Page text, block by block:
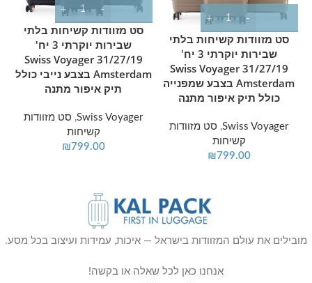
סט מזוודות קשיחות בלתי
שבירות יוקרתי 3 יח'
31/27/19 Swiss Voyager
Amsterdam בצבע שמפנייה
כולל תיק איפור מתנה
Swiss Voyager
, סט מזוודות
קשיחות
₪799.00
סט מזוודות קשיחות בלתי
שבירות יוקרתי 3 יח'
31/27/19 Swiss Voyager
Amsterdam בצבע נייבי כולל
תיק איפור מתנה
Swiss Voyager
, סט מזוודות
קשיחות
₪799.00
מובילים את עולם המזוודות בישראל — איכות, עמידות ועיצוב בכל מסע.
אנחנו כאן לכל שאלה או בקשה!